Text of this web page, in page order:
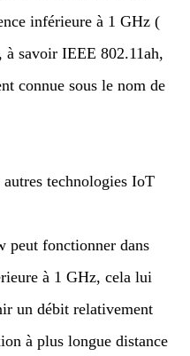
inférieure à 1 GHz (
savoir IEEE 802.11ah,
connue sous le nom de
technologies IoT
peut fonctionner dans
à 1 GHz, cela lui
un débit relativement
à plus longue distance